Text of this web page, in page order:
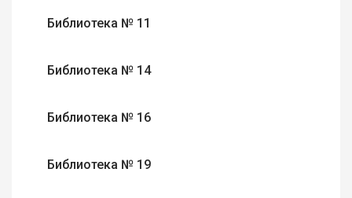
Библиотека № 11
Библиотека № 14
Библиотека № 16
Библиотека № 19